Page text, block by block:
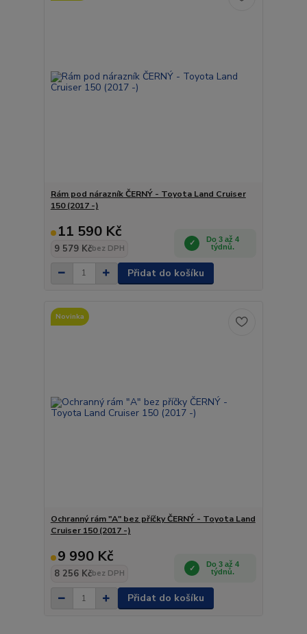
Rám pod nárazník ČERNÝ - Toyota Land Cruiser
150 (2017 -)
11 590 Kč
9 579 Kčbez DPH
Do 3 až 4
týdnů.
Přidat do košíku
Novinka
Ochranný rám "A" bez příčky ČERNÝ - Toyota Land
Cruiser 150 (2017 -)
9 990 Kč
8 256 Kčbez DPH
Do 3 až 4
týdnů.
Přidat do košíku